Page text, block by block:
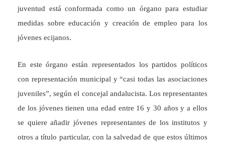
juventud está conformada como un órgano para estudiar
medidas sobre educación y creación de empleo para los
jóvenes ecijanos.
En este órgano están representados los partidos políticos
con representación municipal y “casi todas las asociaciones
juveniles”, según el concejal andalucista. Los representantes
de los jóvenes tienen una edad entre 16 y 30 años y a ellos
se quiere añadir jóvenes representantes de los institutos y
otros a título particular, con la salvedad de que estos últimos